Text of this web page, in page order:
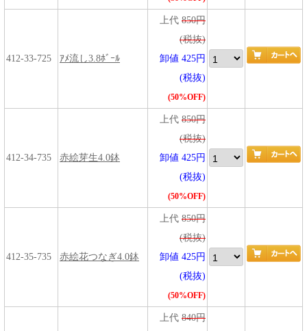
412-33-725 ｱﾒ流し3.8ﾎﾞｰﾙ
上代 850円
(税抜)
卸値 425円
(税抜)
(50%OFF)
412-34-735 赤絵芽生4.0鉢
上代 850円
(税抜)
卸値 425円
(税抜)
(50%OFF)
412-35-735 赤絵花つなぎ4.0鉢
上代 850円
(税抜)
卸値 425円
(税抜)
(50%OFF)
上代 840円